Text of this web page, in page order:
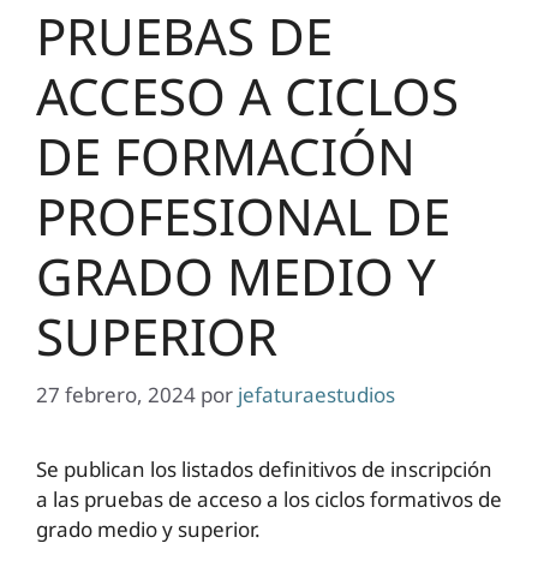
PRUEBAS DE
ACCESO A CICLOS
DE FORMACIÓN
PROFESIONAL DE
GRADO MEDIO Y
SUPERIOR
27 febrero, 2024 por jefaturaestudios
Se publican los listados definitivos de inscripción
a las pruebas de acceso a los ciclos formativos de
grado medio y superior.